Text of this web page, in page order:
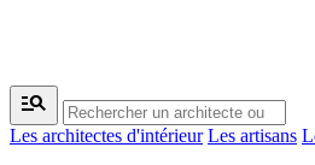
manage_search
Les architectes d'intérieur Les artisans